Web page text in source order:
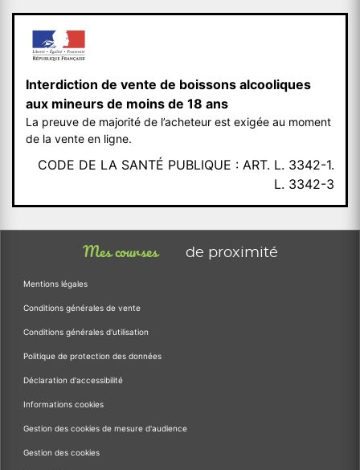
Interdiction de vente de boissons alcooliques
aux mineurs de moins de 18 ans
La preuve de majorité de l’acheteur est exigée au moment
de la vente en ligne.
CODE DE LA SANTÉ PUBLIQUE : ART. L. 3342-1.
L. 3342-3
Mes courses de proximité
Mentions légales
Conditions générales de vente
Conditions générales d'utilisation
Politique de protection des données
Déclaration d'accessibilité
Informations cookies
Gestion des cookies de mesure d'audience
Gestion des cookies